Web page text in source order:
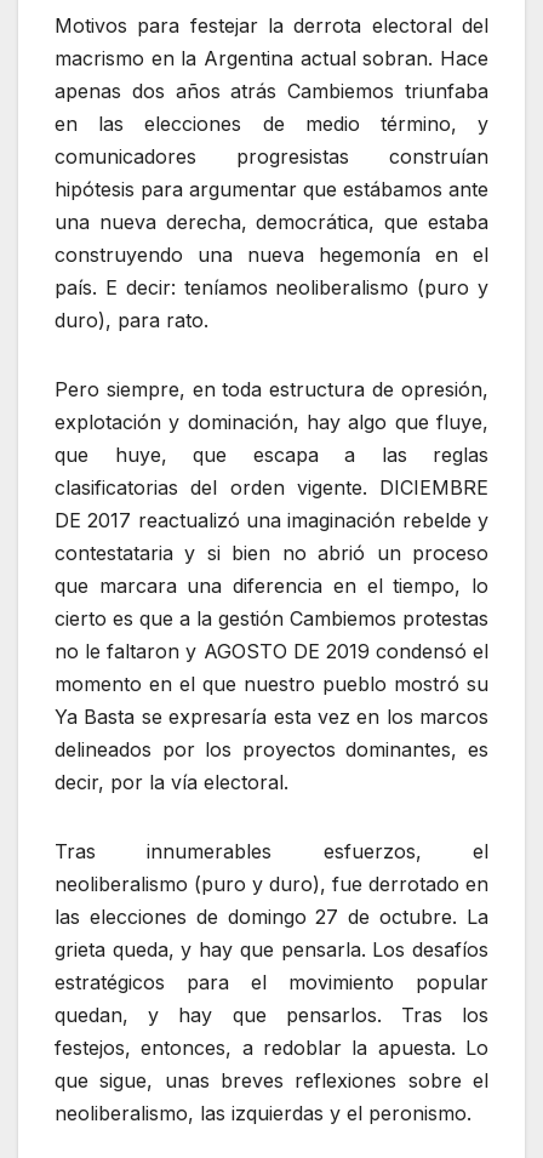
Motivos para festejar la derrota electoral del
macrismo en la Argentina actual sobran. Hace
apenas dos años atrás Cambiemos triunfaba
en las elecciones de medio término, y
comunicadores progresistas construían
hipótesis para argumentar que estábamos ante
una nueva derecha, democrática, que estaba
construyendo una nueva hegemonía en el
país. E decir: teníamos neoliberalismo (puro y
duro), para rato.
Pero siempre, en toda estructura de opresión,
explotación y dominación, hay algo que fluye,
que huye, que escapa a las reglas
clasificatorias del orden vigente. DICIEMBRE
DE 2017 reactualizó una imaginación rebelde y
contestataria y si bien no abrió un proceso
que marcara una diferencia en el tiempo, lo
cierto es que a la gestión Cambiemos protestas
no le faltaron y AGOSTO DE 2019 condensó el
momento en el que nuestro pueblo mostró su
Ya Basta se expresaría esta vez en los marcos
delineados por los proyectos dominantes, es
decir, por la vía electoral.
Tras innumerables esfuerzos, el
neoliberalismo (puro y duro), fue derrotado en
las elecciones de domingo 27 de octubre. La
grieta queda, y hay que pensarla. Los desafíos
estratégicos para el movimiento popular
quedan, y hay que pensarlos. Tras los
festejos, entonces, a redoblar la apuesta. Lo
que sigue, unas breves reflexiones sobre el
neoliberalismo, las izquierdas y el peronismo.